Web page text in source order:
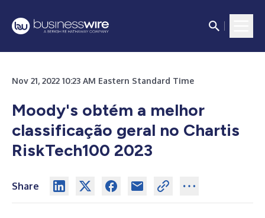
Nov 21, 2022 10:23 AM Eastern Standard Time
Moody's obtém a melhor
classificação geral no Chartis
RiskTech100 2023
Share